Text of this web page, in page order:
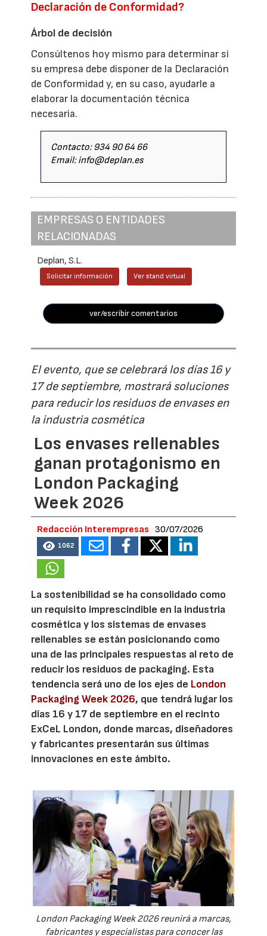
Declaración de Conformidad?
Árbol de decisión
Consúltenos hoy mismo para determinar si
su empresa debe disponer de la Declaración
de Conformidad y, en su caso, ayudarle a
elaborar la documentación técnica
necesaria.
Contacto: 934 90 64 66
Email: info@deplan.es
EMPRESAS O ENTIDADES
RELACIONADAS
Deplan, S.L.
Solicitar información Ver stand virtual
ver/escribir comentarios
El evento, que se celebrará los días 16 y
17 de septiembre, mostrará soluciones
para reducir los residuos de envases en
la industria cosmética
Los envases rellenables
ganan protagonismo en
London Packaging
Week 2026
Redacción Interempresas 30/07/2026
1062
La sostenibilidad se ha consolidado como
un requisito imprescindible en la industria
cosmética y los sistemas de envases
rellenables se están posicionando como
una de las principales respuestas al reto de
reducir los residuos de packaging. Esta
tendencia será uno de los ejes de London
Packaging Week 2026, que tendrá lugar los
días 16 y 17 de septiembre en el recinto
ExCeL London, donde marcas, diseñadores
y fabricantes presentarán sus últimas
innovaciones en este ámbito.
London Packaging Week 2026 reunirá a marcas,
fabricantes y especialistas para conocer las